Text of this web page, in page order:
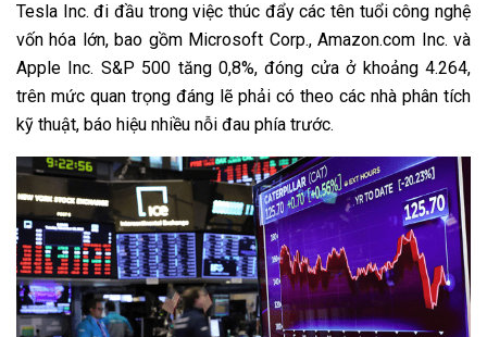
Tesla Inc. đi đầu trong việc thúc đẩy các tên tuổi công nghệ
vốn hóa lớn, bao gồm Microsoft Corp., Amazon.com Inc. và
Apple Inc. S&P 500 tăng 0,8%, đóng cửa ở khoảng 4.264,
trên mức quan trọng đáng lẽ phải có theo các nhà phân tích
kỹ thuật, báo hiệu nhiều nỗi đau phía trước.